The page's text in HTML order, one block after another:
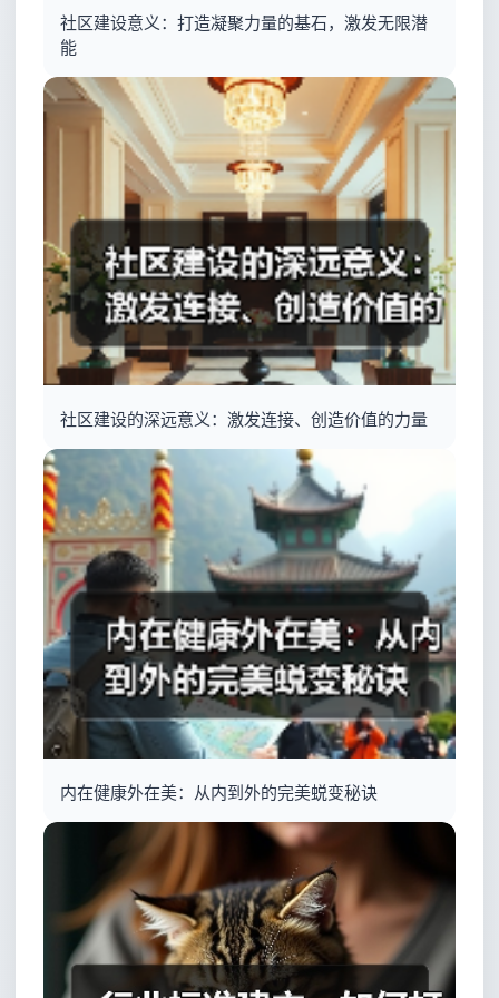
社区建设意义：打造凝聚力量的基石，激发无限潜
能
社区建设的深远意义：激发连接、创造价值的力量
内在健康外在美：从内到外的完美蜕变秘诀